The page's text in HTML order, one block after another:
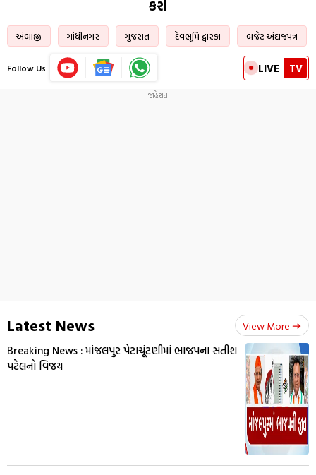
કરો
અંબાજી ગાંધીનગર ગુજરાત દેવભૂમિ દ્વારકા બજેટ અંદાજપત્ર
Follow Us LIVE TV
Latest News View More
Breaking News : માંજલપુર પેટાચૂંટણીમાં ભાજપના સતીશ
પટેલનો વિજય